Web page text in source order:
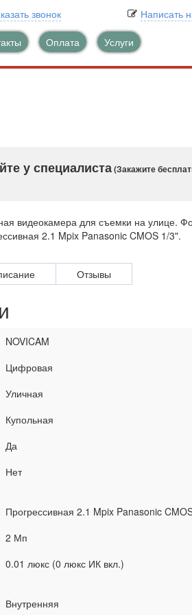
звонок Написать
Оплата Услуги
у специалиста(Закажите
видеокамера для съемки на улице.
2.1 Mpix Panasonic CMOS 1/3".
Отзывы
NOVICAM
Цифровая
Уличная
Купольная
Да
Нет
Прогрессивная 2.1 Mpix Panasonic
2 Мп
0.01 люкс (0 люкс ИК вкл.)
Внутренняя